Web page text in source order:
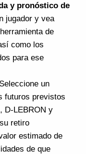
y pronóstico de
jugador y vea
de
como los
para ese
Seleccione un
futuros previstos
D-LEBRON y
retiro
estimado de
de que